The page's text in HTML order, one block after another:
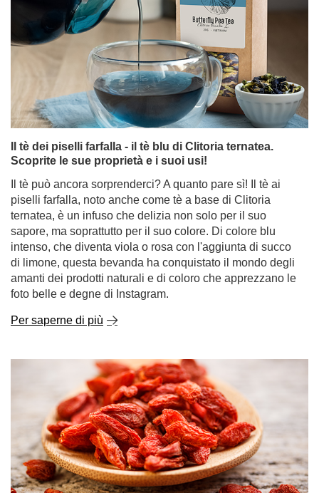
Il tè dei piselli farfalla - il tè blu di Clitoria ternatea.
Il tè può ancora sorprenderci? A quanto pare sì! Il tè ai
piselli farfalla, noto anche come tè a base di Clitoria
ternatea, è un infuso che delizia non solo per il suo
sapore, ma soprattutto per il suo colore. Di colore blu
intenso, che diventa viola o rosa con l'aggiunta di succo
di limone, questa bevanda ha conquistato il mondo degli
amanti dei prodotti naturali e di coloro che apprezzano le
foto belle e degne di Instagram.
Per saperne di più